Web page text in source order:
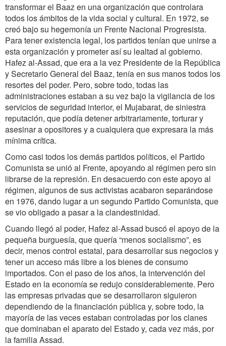
transformar el Baaz en una organización que controlara
todos los ámbitos de la vida social y cultural. En 1972, se
creó bajo su hegemonía un Frente Nacional Progresista.
Para tener existencia legal, los partidos tenían que unirse a
esta organización y prometer así su lealtad al gobierno.
Hafez al-Assad, que era a la vez Presidente de la República
y Secretario General del Baaz, tenía en sus manos todos los
resortes del poder. Pero, sobre todo, todas las
administraciones estaban a su vez bajo la vigilancia de los
servicios de seguridad interior, el Mujabarat, de siniestra
reputación, que podía detener arbitrariamente, torturar y
asesinar a opositores y a cualquiera que expresara la más
mínima crítica.
Como casi todos los demás partidos políticos, el Partido
Comunista se unió al Frente, apoyando al régimen pero sin
librarse de la represión. En desacuerdo con este apoyo al
régimen, algunos de sus activistas acabaron separándose
en 1976, dando lugar a un segundo Partido Comunista, que
se vio obligado a pasar a la clandestinidad.
Cuando llegó al poder, Hafez al-Assad buscó el apoyo de la
pequeña burguesía, que quería “menos socialismo”, es
decir, menos control estatal, para desarrollar sus negocios y
tener un acceso más libre a los bienes de consumo
importados. Con el paso de los años, la intervención del
Estado en la economía se redujo considerablemente. Pero
las empresas privadas que se desarrollaron siguieron
dependiendo de la financiación pública y, sobre todo, la
mayoría de las veces estaban controladas por los clanes
que dominaban el aparato del Estado y, cada vez más, por
la familia Assad.